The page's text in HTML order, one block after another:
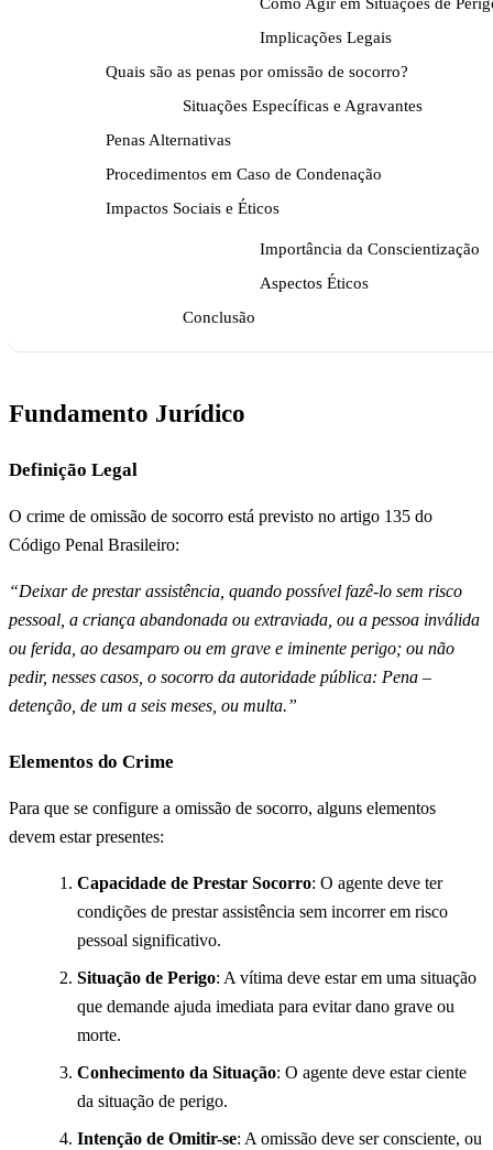
Implicações Legais
Quais são as penas por omissão de socorro?
Situações Específicas e Agravantes
Penas Alternativas
Procedimentos em Caso de Condenação
Impactos Sociais e Éticos
Importância da Conscientização
Aspectos Éticos
Conclusão
Fundamento Jurídico
Definição Legal
O crime de omissão de socorro está previsto no artigo 135 do
Código Penal Brasileiro:
“Deixar de prestar assistência, quando possível fazê-lo sem risco
pessoal, a criança abandonada ou extraviada, ou a pessoa inválida
ou ferida, ao desamparo ou em grave e iminente perigo; ou não
pedir, nesses casos, o socorro da autoridade pública: Pena –
detenção, de um a seis meses, ou multa.”
Elementos do Crime
Para que se configure a omissão de socorro, alguns elementos
devem estar presentes:
Capacidade de Prestar Socorro: O agente deve ter
condições de prestar assistência sem incorrer em risco
pessoal significativo.
Situação de Perigo: A vítima deve estar em uma situação
que demande ajuda imediata para evitar dano grave ou
morte.
Conhecimento da Situação: O agente deve estar ciente
da situação de perigo.
Intenção de Omitir-se: A omissão deve ser consciente, ou